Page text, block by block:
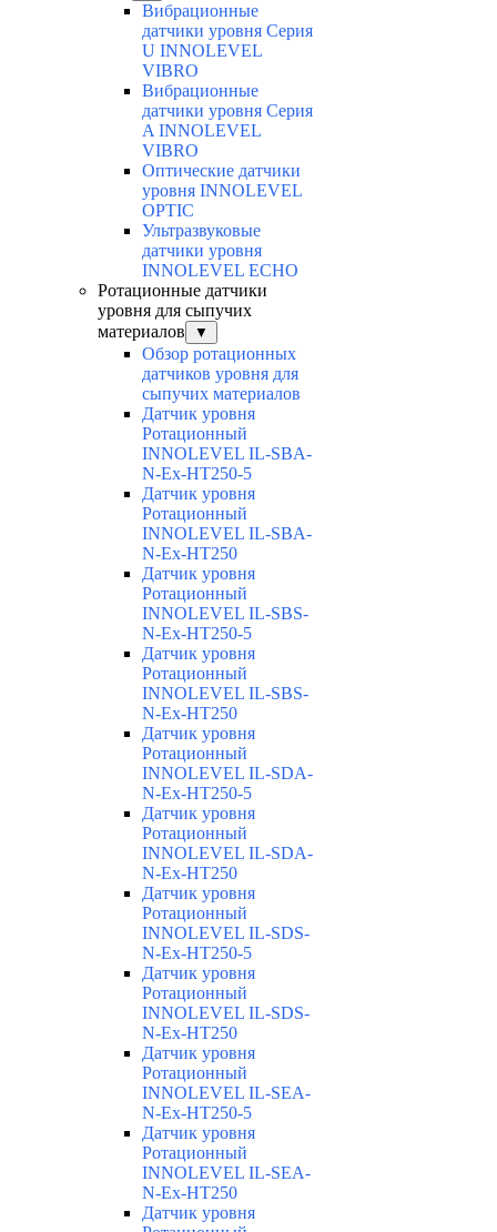
Вибрационные
датчики уровня Серия
U INNOLEVEL
VIBRO
Вибрационные
датчики уровня Серия
A INNOLEVEL
VIBRO
Оптические датчики
уровня INNOLEVEL
OPTIC
Ультразвуковые
датчики уровня
INNOLEVEL ECHO
Ротационные датчики
уровня для сыпучих
материалов
▼
Обзор ротационных
датчиков уровня для
сыпучих материалов
Датчик уровня
Ротационный
INNOLEVEL IL-SBA-
N-Ex-HT250-5
Датчик уровня
Ротационный
INNOLEVEL IL-SBA-
N-Ex-HT250
Датчик уровня
Ротационный
INNOLEVEL IL-SBS-
N-Ex-HT250-5
Датчик уровня
Ротационный
INNOLEVEL IL-SBS-
N-Ex-HT250
Датчик уровня
Ротационный
INNOLEVEL IL-SDA-
N-Ex-HT250-5
Датчик уровня
Ротационный
INNOLEVEL IL-SDA-
N-Ex-HT250
Датчик уровня
Ротационный
INNOLEVEL IL-SDS-
N-Ex-HT250-5
Датчик уровня
Ротационный
INNOLEVEL IL-SDS-
N-Ex-HT250
Датчик уровня
Ротационный
INNOLEVEL IL-SEA-
N-Ex-HT250-5
Датчик уровня
Ротационный
INNOLEVEL IL-SEA-
N-Ex-HT250
Датчик уровня